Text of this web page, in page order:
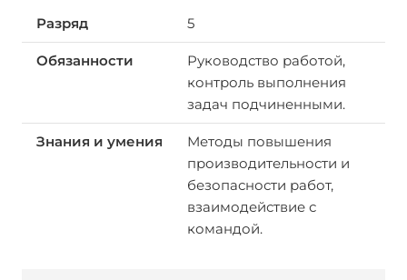
5
Руководство работой,
контроль выполнения
задач подчиненными.
Методы повышения
производительности и
безопасности работ,
взаимодействие с
командой.